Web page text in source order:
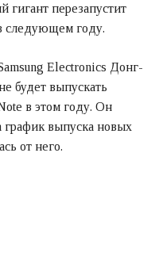
гигант перезапустит
следующем году.
Electronics Донг-
будет выпускать
в этом году. Он
график выпуска новых
от него.